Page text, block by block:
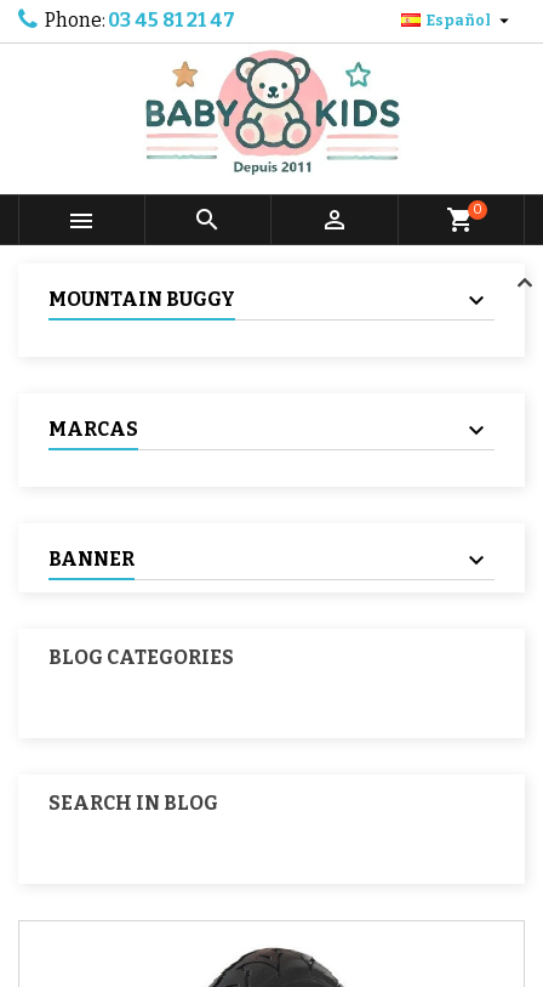
Phone: 03 45 81 21 47 Español 
   shopping_cart0
MOUNTAIN BUGGY
MARCAS
BANNER
BLOG CATEGORIES
SEARCH IN BLOG